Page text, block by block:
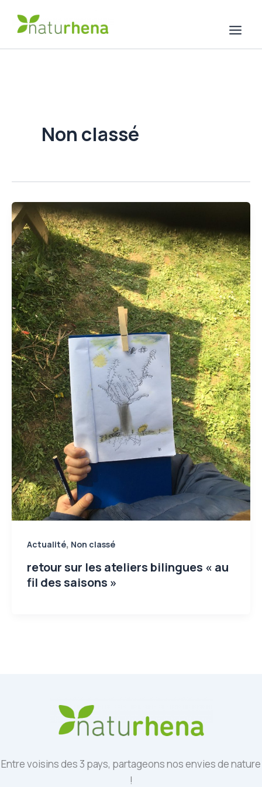
Non classé
Actualité, Non classé
retour sur les ateliers bilingues « au
fil des saisons »
Entre voisins des 3 pays, partageons nos envies de nature
!